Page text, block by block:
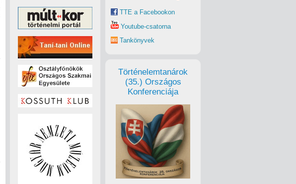
TTE a Facebookon
Youtube-csatorna
Tankönyvek
Történelemtanárok
(35.) Országos
Konferenciája